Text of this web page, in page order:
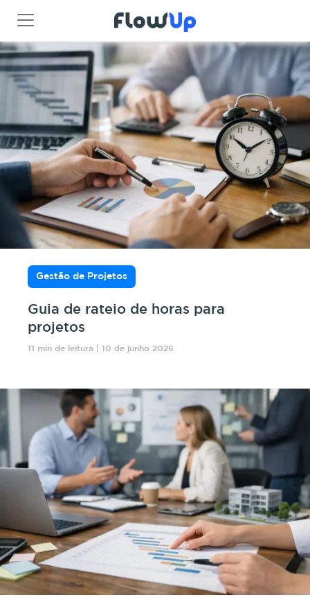
Gestão de Projetos
Guia de rateio de horas para
projetos
11 min de leitura | 10 de junho 2026